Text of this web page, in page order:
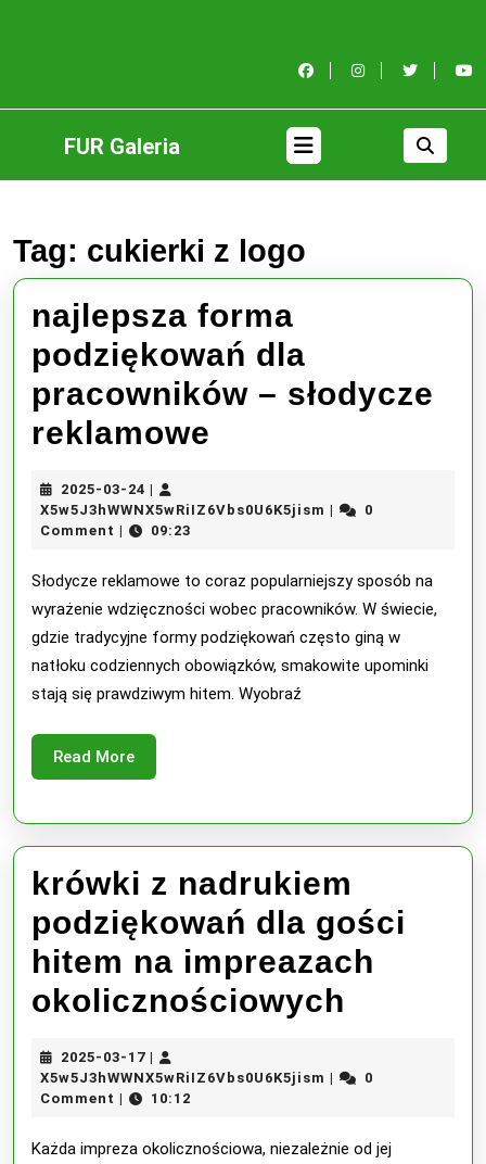
FUR Galeria
Open
Button
Tag: cukierki z logo
najlepsza forma
podziękowań dla
pracowników – słodycze
reklamowe
podziękowań
pracowników
–
słodycze
reklamowe
2025-03-24 2025-
03-
24
X5w5J3hWWNX5wRiIZ6Vbs0U6K5jism
0
Comment
09:23
Słodycze reklamowe to coraz popularniejszy sposób na
wyrażenie wdzięczności wobec pracowników. W świecie,
gdzie tradycyjne formy podziękowań często giną w
natłoku codziennych obowiązków, smakowite upominki
stają się prawdziwym hitem. Wyobraź
Read MoreRead
More
krówki z nadrukiem
podziękowań dla gości
hitem na impreazach
okolicznościowych
dla
2025-03-172025-
03-
17
X5w5J3hWWNX5wRiIZ6Vbs0U6K5jism
0
Comment
10:12
Każda impreza okolicznościowa, niezależnie od jej